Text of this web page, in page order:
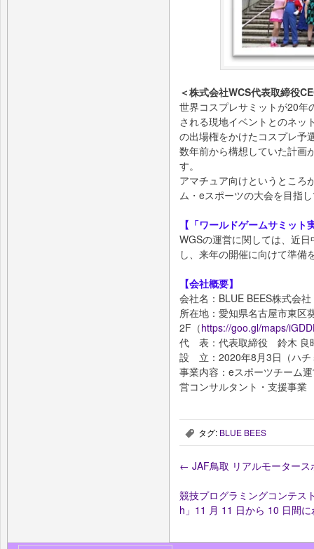
＜株式会社WCS代表取締役
世界コスプレサミットが20年
される現地イベントとのネッ
の出場権をかけたコスプレ予
数年前から構想していた計画
す。
アマチュア向けというところ
ム・eスポーツの大会を目指
【「ワールドゲームサミット
WGSの運営に関しては、近
し、来年の開催に向けて準備
【会社概要】
会社名：BLUE BEES株式会
所在地：愛知県名古屋市東
2F（https://goo.gl/maps/
代 表：代表取締役 鈴木 良
設 立：2020年8月3日（ハチ
事業内容：eスポーツチーム
営コンサルタント・支援事業
, タグ: BLUE BEES
← JAF鳥取 リアルモーター
競技プログラミングコンテス
h」11 月 11 日から 10 日間